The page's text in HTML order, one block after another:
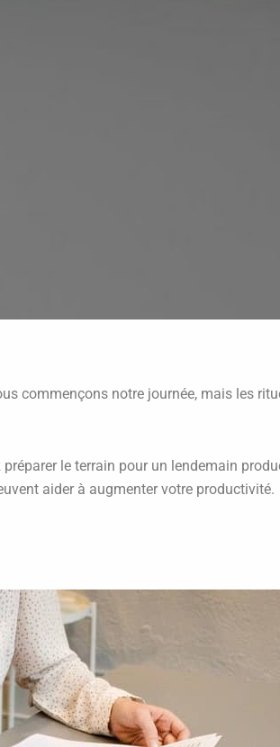
commençons notre journée, mais les
le terrain pour un lendemain
aider à augmenter votre productivité.